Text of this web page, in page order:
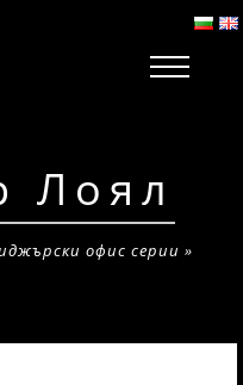
Лоял
офис серии »